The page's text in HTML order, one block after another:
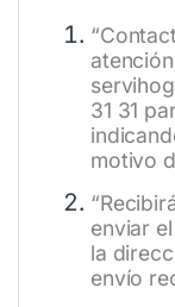
31 31
motivo
enviar
la
envío